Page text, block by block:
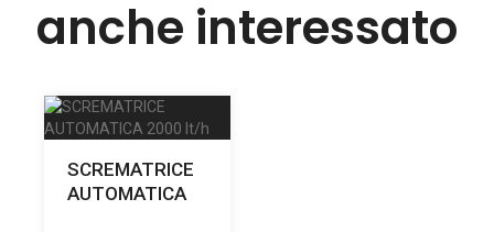
anche interessato
SCREMATRICE
AUTOMATICA